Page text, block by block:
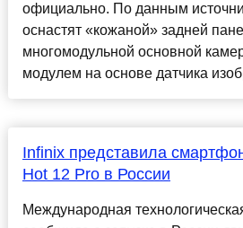
официально. По данным
оснастят «кожаной» задней
многомодульной основной
модулем на основе датчика
Infinix представила
Hot 12 Pro в России
Международная